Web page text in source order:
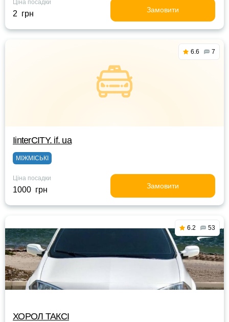
Ціна посадки
2 грн Замовити
6.6 7
IinterCITY. if. ua
МІЖМІСЬКІ
Ціна посадки
1000 грн Замовити
6.2 53
ХОРОЛ ТАКСІ